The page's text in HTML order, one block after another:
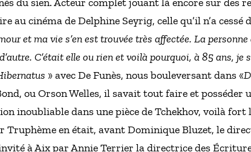
au cinéma de Delphine Seyrig, celle qu’il n’a cessé
et ma vie s’en est trouvée très affectée. La
C’était elle ou rien et voilà pourquoi, à 85 ans,
» avec De Funès, nous bouleversant dans «
ou Orson Welles, il savait tout faire et posséder
inoubliable dans une pièce de Tchekhov, voilà
Truphème en était, avant Dominique Bluzet, le
à Aix par Annie Terrier la directrice des